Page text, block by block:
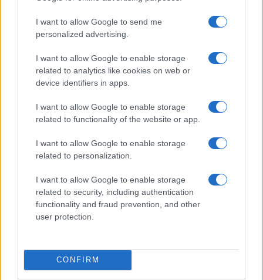
I want to allow Google to send me
personalized advertising.
I want to allow Google to enable storage
related to analytics like cookies on web or
device identifiers in apps.
I want to allow Google to enable storage
related to functionality of the website or app.
I want to allow Google to enable storage
related to personalization.
I want to allow Google to enable storage
related to security, including authentication
functionality and fraud prevention, and other
user protection.
CONFIRM
I nostri cari
Giovannimaria Cabras